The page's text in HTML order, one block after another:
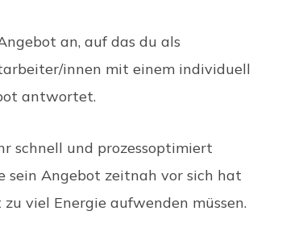
an, auf das du als
innen mit einem individuell
antwortet.
schnell und prozessoptimiert
sein Angebot zeitnah vor sich hat
viel Energie aufwenden müssen.